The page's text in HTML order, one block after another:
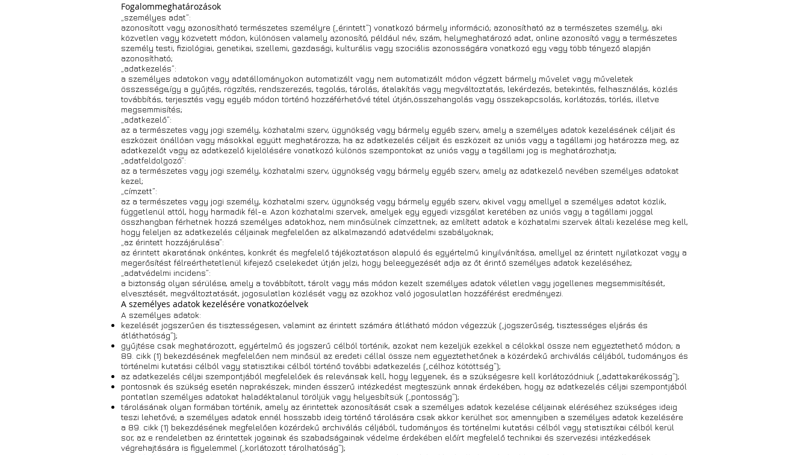
Fogalommeghatározások
„személyes adat”:
azonosított vagy azonosítható természetes személyre („érintett”) vonatkozó bármely információ; azonosítható az a természetes személy, aki
közvetlen vagy közvetett módon, különösen valamely azonosító, például név, szám, helymeghatározó adat, online azonosító vagy a természetes
személy testi, fiziológiai, genetikai, szellemi, gazdasági, kulturális vagy szociális azonosságára vonatkozó egy vagy több tényező alapján
azonosítható;
„adatkezelés”:
a személyes adatokon vagy adatállományokon automatizált vagy nem automatizált módon végzett bármely művelet vagy műveletek
összessége,így a gyűjtés, rögzítés, rendszerezés, tagolás, tárolás, átalakítás vagy megváltoztatás, lekérdezés, betekintés, felhasználás, közlés
továbbítás, terjesztés vagy egyéb módon történő hozzáférhetővé tétel útján,összehangolás vagy összekapcsolás, korlátozás, törlés, illetve
megsemmisítés;
„adatkezelő”:
az a természetes vagy jogi személy, közhatalmi szerv, ügynökség vagy bármely egyéb szerv, amely a személyes adatok kezelésének céljait és
eszközeit önállóan vagy másokkal együtt meghatározza; ha az adatkezelés céljait és eszközeit az uniós vagy a tagállami jog határozza meg, az
adatkezelőt vagy az adatkezelő kijelölésére vonatkozó különös szempontokat az uniós vagy a tagállami jog is meghatározhatja;
„adatfeldolgozó”:
az a természetes vagy jogi személy, közhatalmi szerv, ügynökség vagy bármely egyéb szerv, amely az adatkezelő nevében személyes adatokat
kezel;
„címzett”:
az a természetes vagy jogi személy, közhatalmi szerv, ügynökség vagy bármely egyéb szerv, akivel vagy amellyel a személyes adatot közlik,
függetlenül attól, hogy harmadik fél-e. Azon közhatalmi szervek, amelyek egy egyedi vizsgálat keretében az uniós vagy a tagállami joggal
összhangban férhetnek hozzá személyes adatokhoz, nem minősülnek címzettnek; az említett adatok e közhatalmi szervek általi kezelése meg kell,
hogy feleljen az adatkezelés céljainak megfelelően az alkalmazandó adatvédelmi szabályoknak;
„az érintett hozzájárulása”:
az érintett akaratának önkéntes, konkrét és megfelelő tájékoztatáson alapuló és egyértelmű kinyilvánítása, amellyel az érintett nyilatkozat vagy a
megerősítést félreérthetetlenül kifejező cselekedet útján jelzi, hogy beleegyezését adja az őt érintő személyes adatok kezeléséhez;
„adatvédelmi incidens”:
a biztonság olyan sérülése, amely a továbbított, tárolt vagy más módon kezelt személyes adatok véletlen vagy jogellenes megsemmisítését,
elvesztését, megváltoztatását, jogosulatlan közlését vagy az azokhoz való jogosulatlan hozzáférést eredményezi.
A személyes adatok kezelésére vonatkozóelvek
A személyes adatok:
kezelését jogszerűen és tisztességesen, valamint az érintett számára átlátható módon végezzük („jogszerűség, tisztességes eljárás és
átláthatóság”);
gyűjtése csak meghatározott, egyértelmű és jogszerű célból történik, azokat nem kezeljük ezekkel a célokkal össze nem egyeztethető módon; a
89. cikk (1) bekezdésének megfelelően nem minősül az eredeti céllal össze nem egyeztethetőnek a közérdekű archiválás céljából, tudományos és
történelmi kutatási célból vagy statisztikai célból történő további adatkezelés („célhoz kötöttség”);
az adatkezelés céljai szempontjából megfelelőek és relevánsak kell, hogy legyenek, és a szükségesre kell korlátozódniuk („adattakarékosság”);
pontosnak és szükség esetén naprakészek; minden ésszerű intézkedést megteszünk annak érdekében, hogy az adatkezelés céljai szempontjából
pontatlan személyes adatokat haladéktalanul töröljük vagy helyesbítsük („pontosság”);
tárolásának olyan formában történik, amely az érintettek azonosítását csak a személyes adatok kezelése céljainak eléréséhez szükséges ideig
teszi lehetővé; a személyes adatok ennél hosszabb ideig történő tárolására csak akkor kerülhet sor, amennyiben a személyes adatok kezelésére
a 89. cikk (1) bekezdésének megfelelően közérdekű archiválás céljából, tudományos és történelmi kutatási célból vagy statisztikai célból kerül
sor, az e rendeletben az érintettek jogainak és szabadságainak védelme érdekében előírt megfelelő technikai és szervezési intézkedések
végrehajtására is figyelemmel („korlátozott tárolhatóság”);